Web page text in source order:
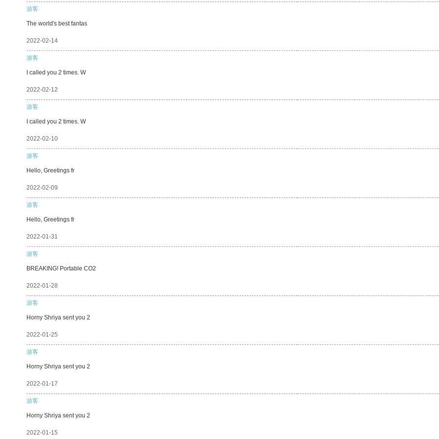
游客
The world's best fantas
2022-02-14
游客
I called you 2 times. W
2022-02-12
游客
I called you 2 times. W
2022-02-10
游客
Hello, Greetings fr
2022-02-09
游客
Hello, Greetings fr
2022-01-31
游客
BREAKING! Portable CO2
2022-01-28
游客
Horny Shriya sent you 2
2022-01-25
游客
Horny Shriya sent you 2
2022-01-17
游客
Horny Shriya sent you 2
2022-01-15